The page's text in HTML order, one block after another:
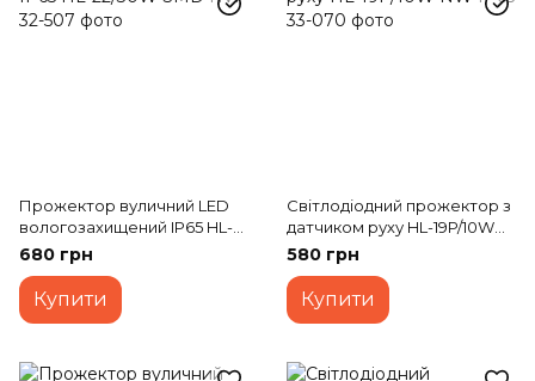
Прожектор вуличний LED
вологозахищений IP65 HL-
22/30W SMD NW
680 грн
Купити
Світлодіодний прожектор з
датчиком руху HL-19P/10W
NW IP65
580 грн
Купити